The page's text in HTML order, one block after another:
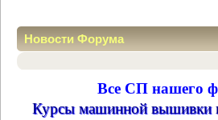
Новости Форума
Все СП нашего
Курсы машинной вышивки